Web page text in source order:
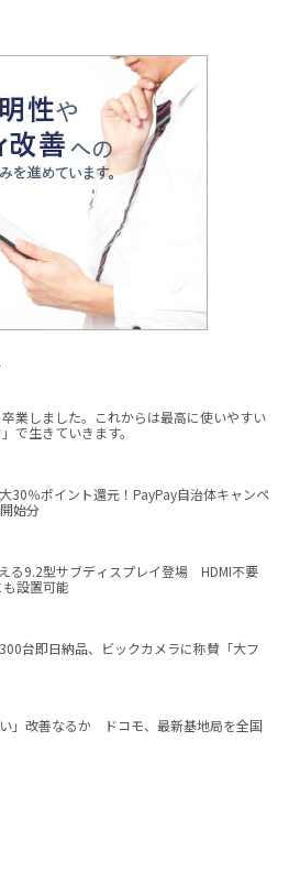
業しました。これからは最高に使いやすい
で生きていきます。
大30％ポイント還元！PayPay自治体キャンペ
始分
る9.2型サブディスプレイ登場 HDMI不要
設置可能
台即日納品、ビックカメラに称賛「大フ
い」改善なるか ドコモ、最新基地局を全国